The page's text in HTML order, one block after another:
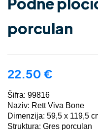
porculan
22.50 €
Šifra: 99816
Naziv: Rett Viva Bone
Dimenzija: 59,5 x 119,5
Struktura: Gres porculan